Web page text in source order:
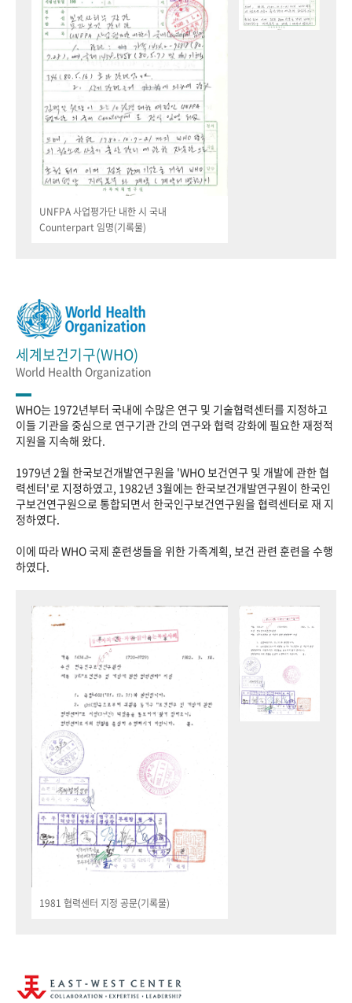
UNFPA 사업평가단 내한 시 국내
Counterpart 임명(기록물)
세계보건기구(WHO)
World Health Organization
WHO는 1972년부터 국내에 수많은 연구 및 기술협력센터를 지정하고
이들 기관을 중심으로 연구기관 간의 연구와 협력 강화에 필요한 재정적
지원을 지속해 왔다.
1979년 2월 한국보건개발연구원을 'WHO 보건연구 및 개발에 관한 협
력센터'로 지정하였고, 1982년 3월에는 한국보건개발연구원이 한국인
구보건연구원으로 통합되면서 한국인구보건연구원을 협력센터로 재 지
정하였다.
이에 따라 WHO 국제 훈련생들을 위한 가족계획, 보건 관련 훈련을 수행
하였다.
1981 협력센터 지정 공문(기록물)